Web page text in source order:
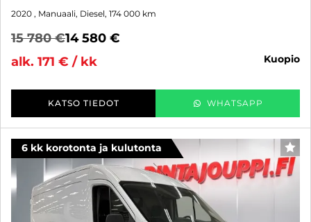
2020 , Manuaali, Diesel, 174 000 km
15 780 €14 580 €
alk. 171 € / kk
kuopio
KATSO TIEDOT WHATSAPP
6 kk korotonta ja kulutonta